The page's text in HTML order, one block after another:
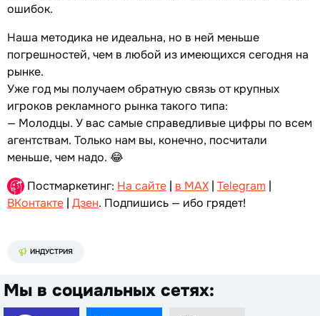
ошибок.
Наша методика не идеальна, но в ней меньше
погрешностей, чем в любой из имеющихся сегодня на
рынке.
Уже год мы получаем обратную связь от крупных
игроков рекламного рынка такого типа:
— Молодцы. У вас самые справедливые цифры по всем
агентствам. Только нам вы, конечно, посчитали
меньше, чем надо. 😂
Постмаркетинг: На сайте | в MAX | Telegram |
ВКонтакте | Дзен. Подпишись — ибо грядет!
ИНДУСТРИЯ
Мы в социальных сетях: